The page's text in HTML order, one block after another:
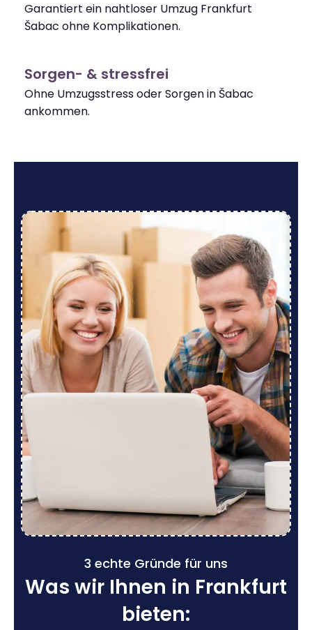
Garantiert ein nahtloser Umzug Frankfurt
Šabac ohne Komplikationen.
Sorgen- & stressfrei
Ohne Umzugsstress oder Sorgen in Šabac
ankommen.
3 echte Gründe für uns
Was wir Ihnen in Frankfurt
bieten: